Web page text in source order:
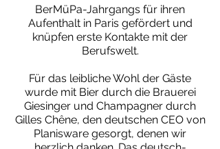
BerMüPa-Jahrgangs für ihren
Aufenthalt in Paris gefördert und
knüpfen erste Kontakte mit der
Berufswelt.
Für das leibliche Wohl der Gäste
wurde mit Bier durch die Brauerei
Giesinger und Champagner durch
Gilles Chêne, den deutschen CEO von
Planisware gesorgt, denen wir